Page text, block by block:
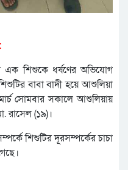
শিশুকে ধর্ষণের অভিযোগ
বাবা বাদী হয়ে আশুলিয়া
সোমবার সকালে আশুলিয়ায়
রাসেল (১৯)।
শিশুটির দূরসম্পর্কের চাচা